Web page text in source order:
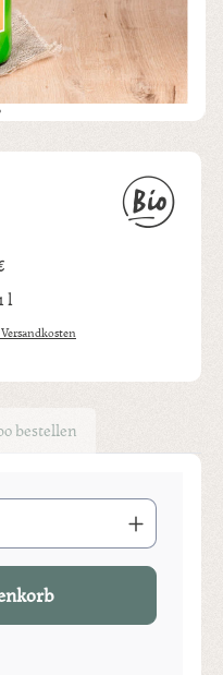
Preis:
l
bestellen
Wert ein oder benutze